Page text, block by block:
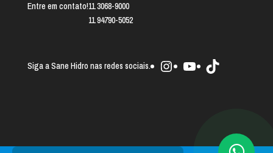
Entre em contato!11 3068-9000
11 94790-5052
Siga a Sane Hidro nas redes sociais. Instagram
YoutubeTikTok